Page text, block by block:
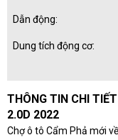
Dẫn động:
Dung tích động cơ:
THÔNG TIN CHI
2.0D 2022
Chợ ô tô Cẩm Phả mới